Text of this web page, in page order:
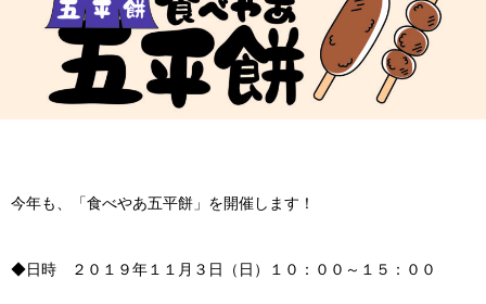
今年も、「食べやあ五平餅」を開催します！
◆日時 ２０１９年１１月３日（日）１０：００～１５：００